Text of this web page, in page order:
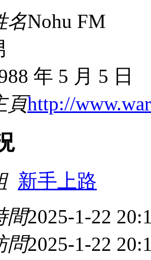
名Nohu FM
年 5 月 5 日
頁http://
新手上路
間2025-1-22
問2025-1-22